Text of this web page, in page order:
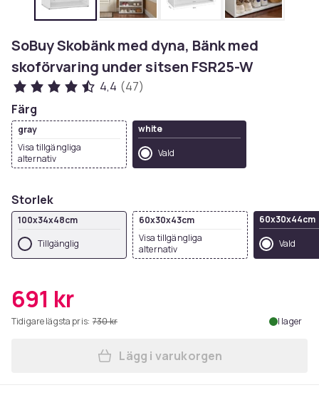
SoBuy Skobänk med dyna, Bänk med
skoförvaring under sitsen FSR25-W
4,4 (47)
Färg
gray
Visa tillgängliga
alternativ
white
Vald
Storlek
100x34x48cm
Tillgänglig
60x30x43cm
Visa tillgängliga
alternativ
60x30x44cm
Vald
691 kr
Tidigare lägsta pris: 730 kr I lager
Lägg till SoBuy Skobänk
Lägg i varukorgen